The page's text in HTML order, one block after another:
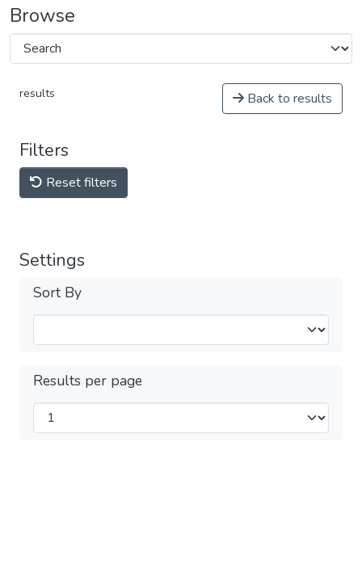
Browse
results Back to results
Filters
Reset filters
Settings
Sort By
Results per page